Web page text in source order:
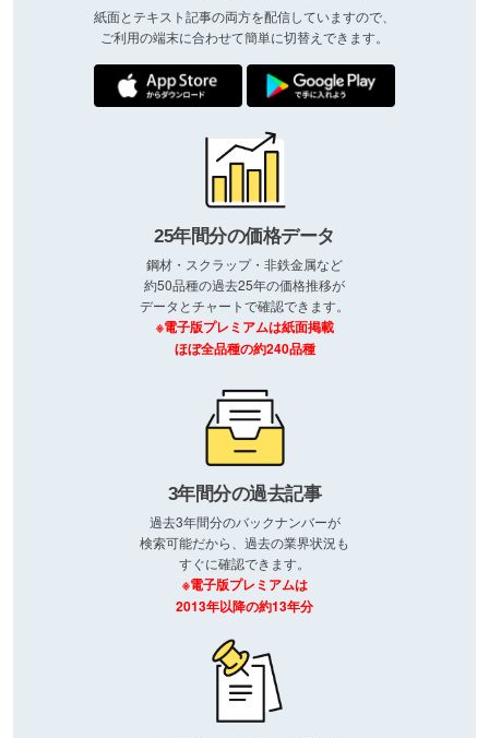
紙面とテキスト記事の両方を配信していますので、
ご利用の端末に合わせて簡単に切替えできます。
25年間分の価格データ
鋼材・スクラップ・非鉄金属など
約50品種の過去25年の価格推移が
データとチャートで確認できます。
※電子版プレミアムは紙面掲載
ほぼ全品種の約240品種
3年間分の過去記事
過去3年間分のバックナンバーが
検索可能だから、過去の業界状況も
すぐに確認できます。
※電子版プレミアムは
2013年以降の約13年分